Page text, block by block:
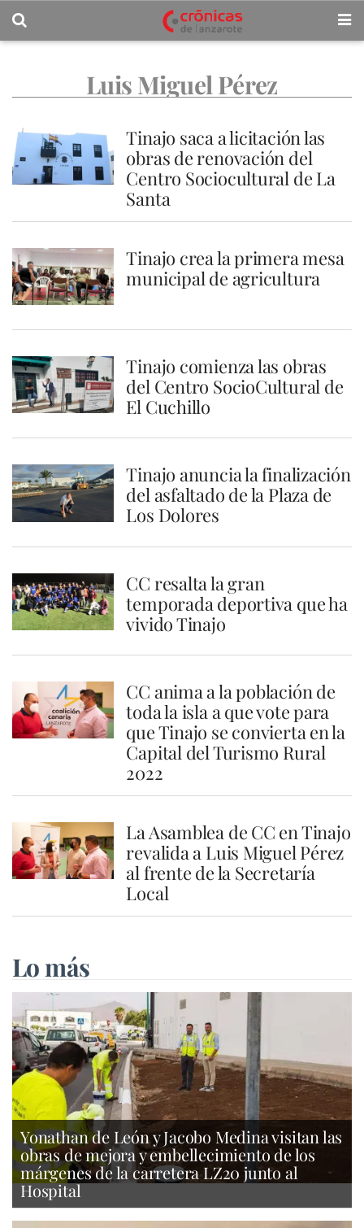
Luis Miguel Pérez
Tinajo saca a licitación las
obras de renovación del
Centro Sociocultural de La
Santa
Tinajo crea la primera mesa
municipal de agricultura
Tinajo comienza las obras
del Centro SocioCultural de
El Cuchillo
Tinajo anuncia la finalización
del asfaltado de la Plaza de
Los Dolores
CC resalta la gran
temporada deportiva que ha
vivido Tinajo
CC anima a la población de
toda la isla a que vote para
que Tinajo se convierta en la
Capital del Turismo Rural
2022
La Asamblea de CC en Tinajo
revalida a Luis Miguel Pérez
al frente de la Secretaría
Local
Lo más
Yonathan de León y Jacobo Medina visitan las
obras de mejora y embellecimiento de los
márgenes de la carretera LZ20 junto al
Hospital